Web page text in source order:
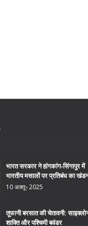
भारत सरकार ने हांगकांग‑सिंगापुर में
भारतीय मसालों पर प्रतिबंध का
10 अक्तू॰ 2025
तूफानी बरसात की चेतावनी:
शाक्ति और पश्चिमी बवंडर